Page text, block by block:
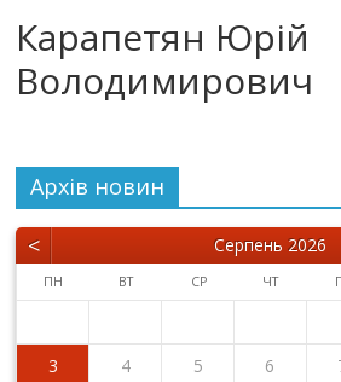
Карапетян Юрій
Володимирович
Архiв новин
< Серпень 2026
ПН ВТ СР ЧТ
3
4 5 6